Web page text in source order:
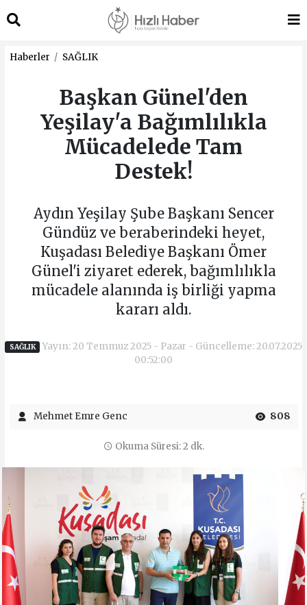
Haberler SAĞLIK
Başkan Günel'den
Yeşilay'a Bağımlılıkla
Mücadelede Tam
Destek!
Aydın Yeşilay Şube Başkanı Sencer
Gündüz ve beraberindeki heyet,
Kuşadası Belediye Başkanı Ömer
Günel'i ziyaret ederek, bağımlılıkla
mücadele alanında iş birliği yapma
kararı aldı.
SAĞLIK
Yayın: 20 Temmuz 2025 - Pazar - Güncelleme: 20.07.2025
00:52:00
Mehmet Emre Genc 808
Okuma Süresi: 2 dk.